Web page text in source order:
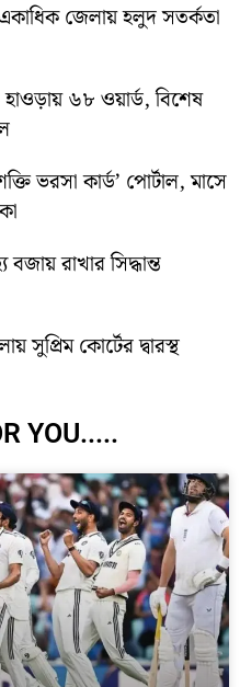
একাধিক জেলায় হলুদ সতর্কতা
৬৮ ওয়ার্ড, বিশেষ
ভরসা কার্ড’ পোর্টাল, মাসে
রাখার সিদ্ধান্ত
সুপ্রিম কোর্টের দ্বারস্থ
YOU.....